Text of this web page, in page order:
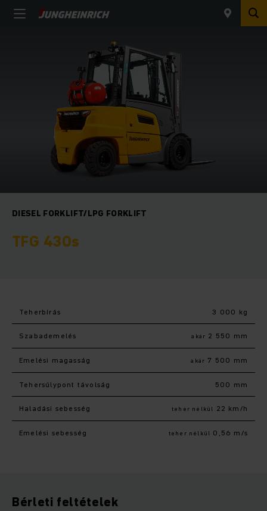
DIESEL FORKLIFT/LPG FORKLIFT
TFG 430s
Teherbírás 3 000 kg
Szabademelés akár 2 550 mm
Emelési magasság akár 7 500 mm
Tehersúlypont távolság 500 mm
Haladási sebesség teher nélkül 22 km/h
Emelési sebesség teher nélkül 0,56 m/s
Bérleti feltételek